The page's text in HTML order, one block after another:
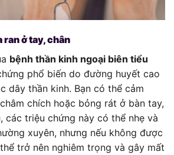
ran ở tay, chân
bệnh thần kinh ngoại biên tiểu
phổ biến do đường huyết cao
dây thần kinh. Bạn có thể cảm
chích hoặc bỏng rát ở bàn tay,
các triệu chứng này có thể nhẹ và
xuyên, nhưng nếu không được
trở nên nghiêm trọng và gây mất